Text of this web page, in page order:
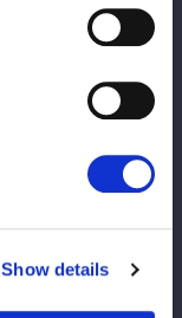
Show details
来場をお勧めしま
の所属選手です。